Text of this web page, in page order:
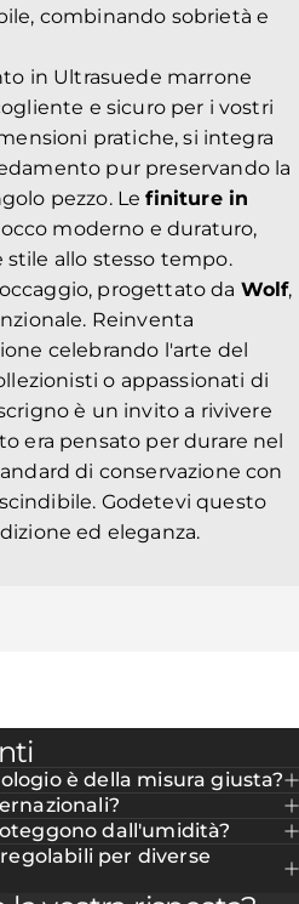
combinando sobrietà e
in Ultrasuede marrone
e sicuro per i vostri
pratiche, si integra
pur preservando la
pezzo. Lefiniture in
moderno e duraturo,
allo stesso tempo.
progettato da Wolf,
Reinventa
celebrando l'arte del
o appassionati di
è un invito a rivivere
era pensato per durare nel
di conservazione con
Godetevi questo
ed eleganza.
è della misura giusta?
dall'umidità?
per diverse